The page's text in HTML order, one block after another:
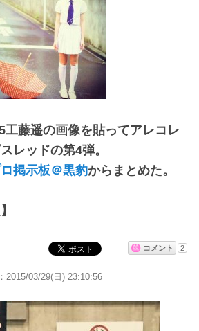
工藤遥の画像を貼ってアレコレ
レッドの第4弾。
掲示板＠黒豹からまとめた。
コメント 2
：2015/03/29(日) 23:10:56